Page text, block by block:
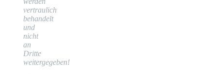
vertraulich
behandelt
und
nicht
an
Dritte
weitergegeben!